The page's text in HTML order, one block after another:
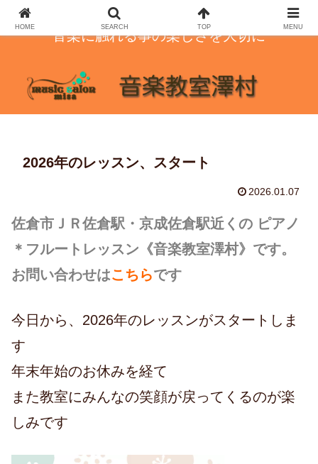
音楽に触れる事の楽しさを大切に
2026年のレッスン、スタート
2026.01.07
佐倉市ＪＲ佐倉駅・京成佐倉駅近くの ピアノ
＊フルートレッスン 《音楽教室澤村》です。
お問い合わせはこちらです
今日から、2026年のレッスンがスタートしま
す
年末年始のお休みを経て
また教室にみんなの笑顔が戻ってくるのが楽
しみです
HOME SEARCH TOP MENU